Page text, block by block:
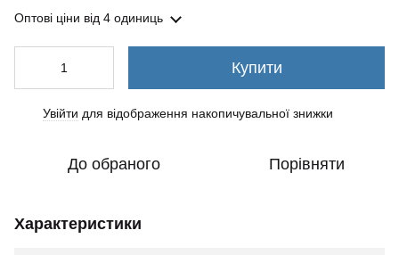
Оптові ціни від 4 одиниць
Купити
Увійти для відображення накопичувальної знижки
До обраного Порівняти
Характеристики